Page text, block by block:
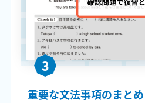
3
重要な文法事項のまと